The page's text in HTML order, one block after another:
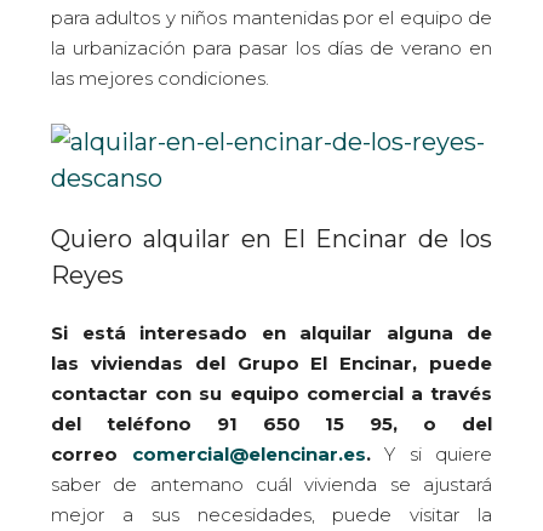
para adultos y niños mantenidas por el equipo de
la urbanización para pasar los días de verano en
las mejores condiciones.
Quiero alquilar en El Encinar de los
Reyes
Si está interesado en alquilar alguna de
las viviendas del Grupo El Encinar, puede
contactar con su equipo comercial a través
del teléfono 91 650 15 95, o del
correo comercial@elencinar.es. Y si quiere
saber de antemano cuál vivienda se ajustará
mejor a sus necesidades, puede visitar la